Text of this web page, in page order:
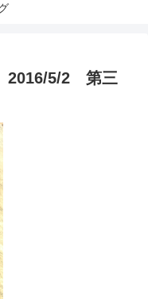
2016/5/2 第三